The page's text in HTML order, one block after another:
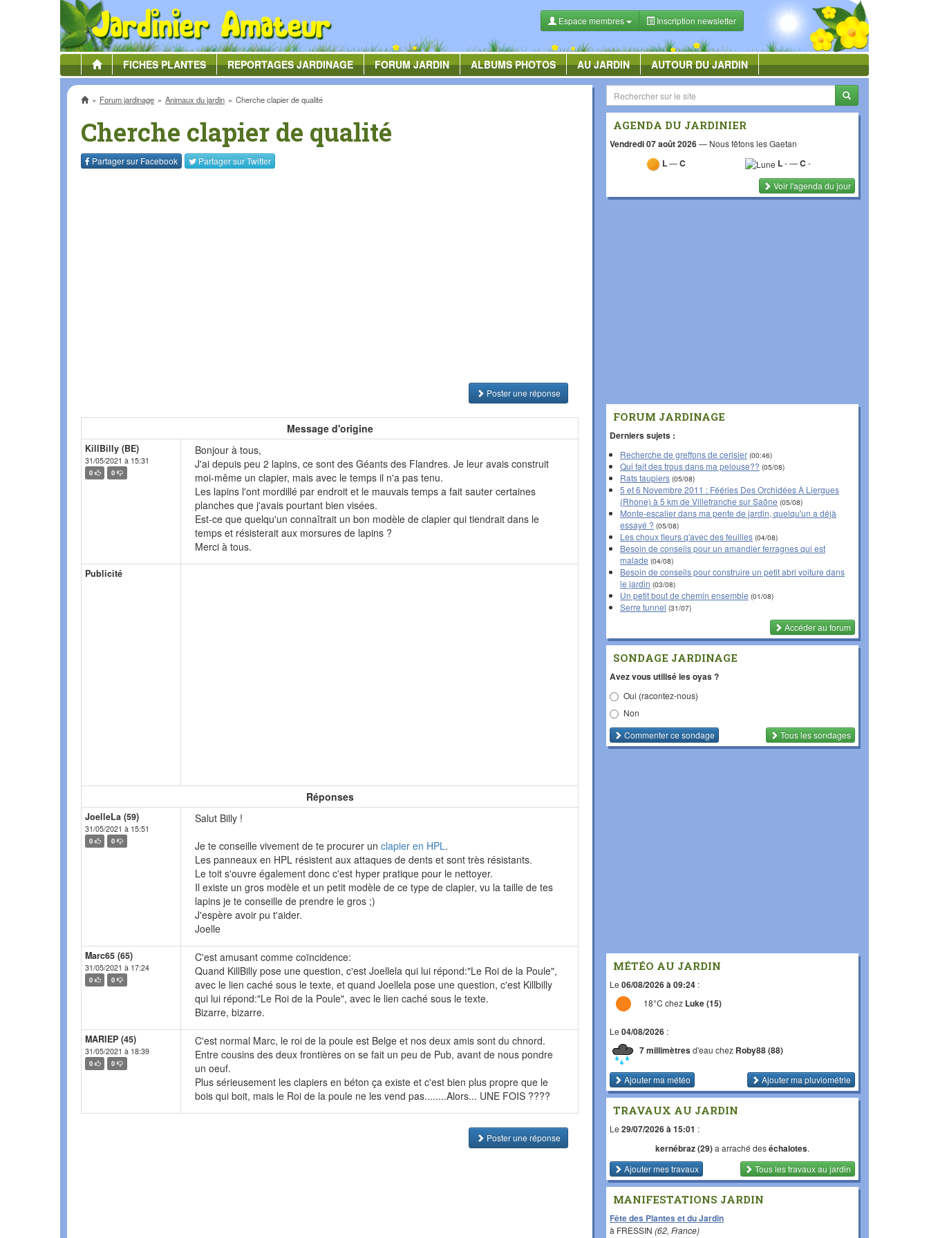
Espace membres Inscription newsletter
FICHESPLANTES REPORTAGESJARDINAGE FORUMJARDIN ALBUMSPHOTOS AU JARDIN AUTOUR DU JARDIN
AccueilForum jardinage Animaux du jardin Cherche clapier de qualité
Cherche clapier de qualité
Partager sur Facebook Partager surTwitter
Poster une réponse
Message d'origine
KillBilly (BE)
31/05/2021 à 15:31
0 0
Bonjour à tous,
J'ai depuis peu 2 lapins, ce sont des Géants des Flandres. Je leur avais construit
moi-même un clapier, mais avec le temps il n'a pas tenu.
Les lapins l'ont mordillé par endroit et le mauvais temps a fait sauter certaines
planches que j'avais pourtant bien visées.
Est-ce que quelqu'un connaîtrait un bon modèle de clapier qui tiendrait dans le
temps et résisterait aux morsures de lapins ?
Merci à tous.
Publicité
Réponses
JoelleLa (59)
31/05/2021 à 15:51
0 0
Salut Billy !
Je te conseille vivement de te procurer un clapier en HPL.
Les panneaux en HPL résistent aux attaques de dents et sont très résistants.
Le toit s'ouvre également donc c'est hyper pratique pour le nettoyer.
Il existe un gros modèle et un petit modèle de ce type de clapier, vu la taille de tes
lapins je te conseille de prendre le gros ;)
J'espère avoir pu t'aider.
Joelle
Marc65 (65)
31/05/2021 à 17:24
0 0
C'est amusant comme coïncidence:
Quand KillBilly pose une question, c'est Joellela qui lui répond:"Le Roi de la Poule",
avec le lien caché sous le texte, et quand Joellela pose une question, c'est Killbilly
qui lui répond:"Le Roi de la Poule", avec le lien caché sous le texte.
Bizarre, bizarre.
MARIEP (45)
31/05/2021 à 18:39
0 0
C'est normal Marc, le roi de la poule est Belge et nos deux amis sont du chnord.
Entre cousins des deux frontières on se fait un peu de Pub, avant de nous pondre
un oeuf.
Plus sérieusement les clapiers en béton ça existe et c'est bien plus propre que le
bois qui boit, mais le Roi de la poule ne les vend pas........Alors... UNE FOIS ????
Poster une réponse
AGENDA DU JARDINIER
Vendredi 07 août 2026— Nous fêtons les Gaetan
L—C L-—C-
Voir l'agenda du jour
FORUM JARDINAGE
Derniers sujets :
Recherche de greffons de cerisier (00:46)
Qui fait des trous dans ma pelouse?? (05/08)
Rats taupiers (05/08)
5 et 6 Novembre 2011 : Fééries Des Orchidées À Liergues
(Rhone) à 5 km de Villefranche sur Saône (05/08)
Monte-escalier dans ma pente de jardin, quelqu'un a déjà
essayé ? (05/08)
Les choux fleurs q'avec des feuilles (04/08)
Besoin de conseils pour un amandier ferragnes qui est
malade (04/08)
Besoin de conseils pour construire un petit abri voiture dans
le jardin (03/08)
Un petit bout de chemin ensemble (01/08)
Serre tunnel (31/07)
Accéder au forum
SONDAGE JARDINAGE
Avez vous utilisé les oyas ?
Oui (racontez-nous)
Non
Commenterce sondage Tous les sondages
MÉTÉO AU JARDIN
Le 06/08/2026 à 09:24 :
18°C chez Luke (15)
Le 04/08/2026 :
7 millimètresd'eau chez Roby88 (88)
Ajouter ma météo Ajouter ma pluviométrie
TRAVAUX AU JARDIN
Le 29/07/2026 à 15:01 :
kernébraz (29)a arraché deséchalotes.
Ajouter mes travaux
Tous les travauxau jardin
MANIFESTATIONS JARDIN
Fête des Plantes et du Jardin
à FRESSIN (62, France)